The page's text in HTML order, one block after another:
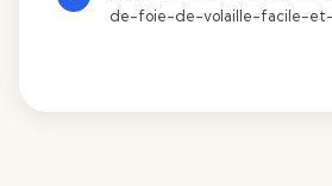
de-foie-de-volaille-facile-et-